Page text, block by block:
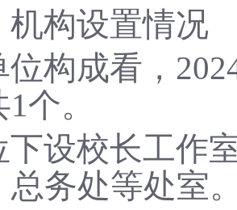
机构设置情况
位构成看，
个。
下设校长工作
总务处等处室